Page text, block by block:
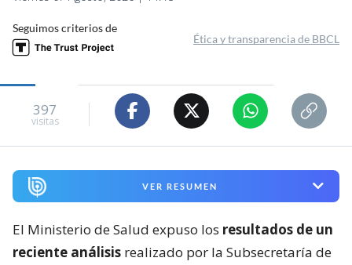
Seguimos criterios de
Ética y transparencia de BBCL
397
visitas
VER RESUMEN
El Ministerio de Salud expuso los resultados de un
reciente análisis realizado por la Subsecretaría de